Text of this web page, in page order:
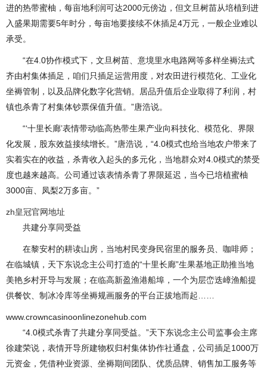
进的热带蜜柚，每亩地利润可达2000元傍边，但文旦树苗从培植到进
入盛果期需要5年时分，每亩地要接续不休插足4万元，一般企业难以
承受。
“在4.0协作模式下，文旦树苗、意境里水电路网等多样坐褥法式
齐由村集体插足，咱们只插足运营用度，对农田进行模范化、工业化
坐褥管制，以及品牌化数字化营销。居品升值后企业取得了利润，村
镇也杀青了村集体钞票保值升值。”唐浩说。
“‘十里长廊’表情带动临高热带生果产业向科技化、模范化、界限
化发展，股东效益接续增长。”唐浩说，“4.0模式也给当地农户带来了
实着实在的收益，杀青收入起头的多元化，当地群众对4.0模式的禁受
度也越来越高。公司通过该表情杀青了界限延迟，当今已培植蜜柚
3000亩、凤梨2万多亩。”
zh皇冠官网地址
共建分享同受益
在黎安村的耕读山房，当地村民变身民宿里的服务员、咖啡师；
在临城镇，天下东说念主公司打造的“十里长廊”生果基地正助推当地
美艳乡村开导与发展；在临高新盈渔港船埠，一个为层峦迭嶂渔船提
供餐饮、制冰冷库等坐褥规画服务的平台正拔地而起……
www.crowncasinoonlinezonehub.com
“4.0模式杀青了共建分享同受益。”天下东说念主公司监事会主席
徐建荣说，表情开导所建物权归村集体协作社通盘，公司插足1000万
元资金，凭借种业资源、坐褥期间团队、优质品牌、销售加工服务等